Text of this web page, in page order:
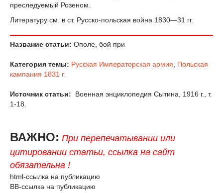
преследуемый Розеном.
Литературу см. в ст. Русско-польская война 1830—31 гг.
Название статьи: Ополе, бой при
Категория темы: Русская Императорская армия
Польская
кампания 1831 г.
Источник статьи:
Военная энциклопедия Сытина, 1916 г., т.
1-18.
ВАЖНО: При перепечатывании или
цитировании статьи, ссылка на сайт
обязательна !
html-ссылка на публикацию
BB-ссылка на публикацию